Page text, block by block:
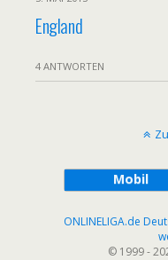
England
4 ANTWORTEN
Mobil
ONLINELIGA.de
© 1999 -